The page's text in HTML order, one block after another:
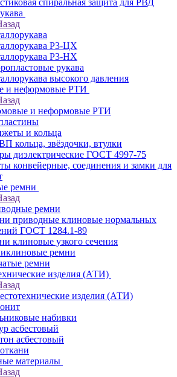
спиральная защита для РВД
Р3-ЦХ
Р3-НХ
рукава
высокого давления
и неформовые РТИ
и неформовые РТИ
и кольца
кольца, звёздочки, втулки
диэлектрические ГОСТ 4997-75
конвейерные, соединения и замки для
ремни
ремни
приводные клиновые нормальных
ГОСТ 1284.1-89
клиновые узкого сечения
ремни
ремни
изделия (АТИ)
изделия (АТИ)
набивки
асбестовый
асбестовый
материалы